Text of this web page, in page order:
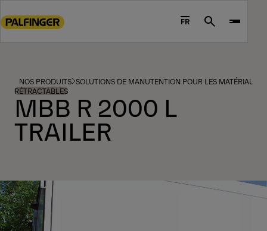
to
footer
content
FR Search
NOS PRODUITS SOLUTIONS DE MANUTENTION POUR LES MATÉRIAUX
RÉTRACTABLES
MBB R 2000 L
TRAILER